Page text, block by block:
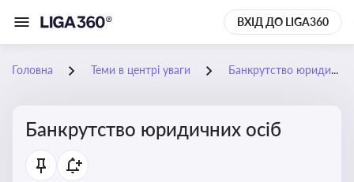
ВХІД ДО LIGA360
Головна Теми в центрі уваги Банкрутство юридичних осіб
Банкрутство юридичних осіб